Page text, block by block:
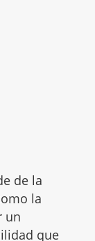
de la
la
un
que